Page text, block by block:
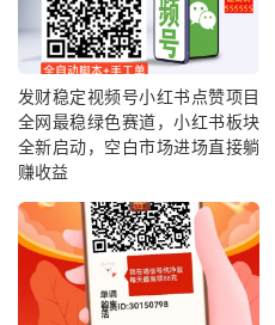
发财稳定视频号小红书点赞项目
全网最稳绿色赛道，小红书板块
全新启动，空白市场进场直接躺
赚收益